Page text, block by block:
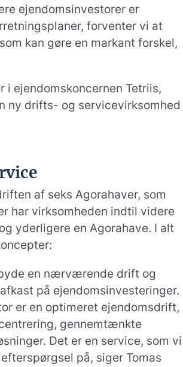
ejendomsinvestorer er
forventer vi at
kan gøre en markant forskel,
i ejendomskoncernen Tetriis,
ny drifts- og servicevirksomhed
af seks Agorahaver, som
har virksomheden indtil videre
yderligere en Agorahave. I alt
en nærværende drift og
på ejendomsinvesteringer.
er en optimeret ejendomsdrift,
gennemtænkte
Det er en service, som vi
på, siger Tomas